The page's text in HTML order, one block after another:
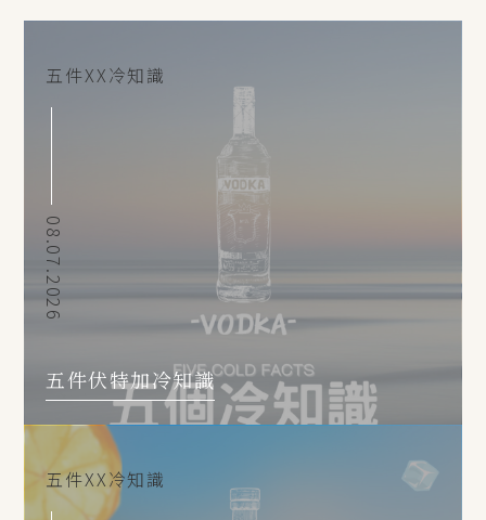
五件XX冷知識
08.07.2026
五件伏特加冷知識
五件XX冷知識